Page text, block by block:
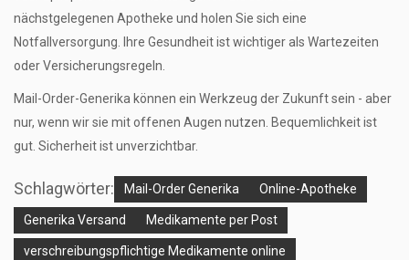
nächstgelegenen Apotheke und holen Sie sich eine
Notfallversorgung. Ihre Gesundheit ist wichtiger als Wartezeiten
oder Versicherungsregeln.
Mail-Order-Generika können ein Werkzeug der Zukunft sein - aber
nur, wenn wir sie mit offenen Augen nutzen. Bequemlichkeit ist
gut. Sicherheit ist unverzichtbar.
Schlagwörter: Mail-Order Generika Online-Apotheke
Generika Versand Medikamente per Post
verschreibungspflichtige Medikamente online